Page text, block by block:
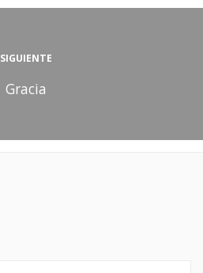
SIGUIENTE
Gracia